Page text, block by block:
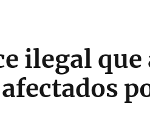
ilegal